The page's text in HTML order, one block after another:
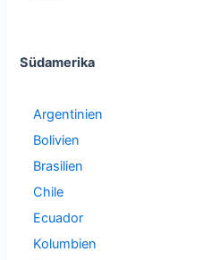
Südamerika
Argentinien
Bolivien
Brasilien
Chile
Ecuador
Kolumbien